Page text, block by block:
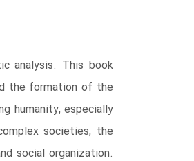
analysis. This book
the formation of the
humanity, especially
societies, the
social organization.